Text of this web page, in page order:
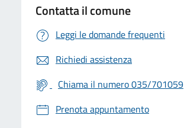
Contatta il comune
Leggi le domande frequenti
Richiedi assistenza
Chiama il numero 035/701059
Prenota appuntamento